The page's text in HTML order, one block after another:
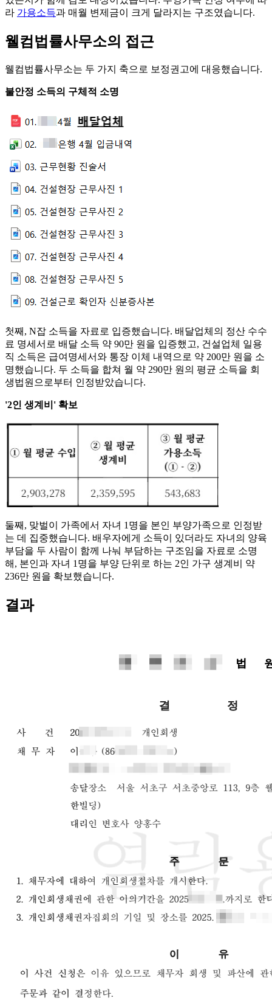
라 가용소득과 매월 변제금이 크게 달라지는 구조였습니다.
웰컴법률사무소의 접근
웰컴법률사무소는 두 가지 축으로 보정권고에 대응했습니다.
불안정 소득의 구체적 소명
첫째, N잡 소득을 자료로 입증했습니다. 배달업체의 정산 수수
료 명세서로 배달 소득 약 90만 원을 입증했고, 건설업체 일용
직 소득은 급여명세서와 통장 이체 내역으로 약 200만 원을 소
명했습니다. 두 소득을 합쳐 월 약 290만 원의 평균 소득을 회
생법원으로부터 인정받았습니다.
'2인 생계비' 확보
둘째, 맞벌이 가족에서 자녀 1명을 본인 부양가족으로 인정받
는 데 집중했습니다. 배우자에게 소득이 있더라도 자녀의 양육
부담을 두 사람이 함께 나눠 부담하는 구조임을 자료로 소명
해, 본인과 자녀 1명을 부양 단위로 하는 2인 가구 생계비 약
236만 원을 확보했습니다.
결과